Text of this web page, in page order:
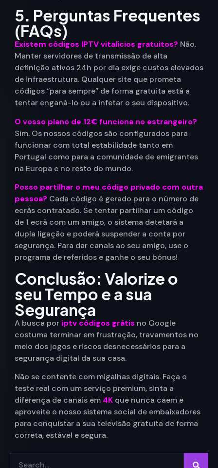
5. Perguntas Frequentes
(FAQs)
Existem códigos IPTV vitalícios gratuitos? Não.
Manter servidores de transmissão de alta
definição ativos 24h por dia exige custos elevados
de infraestrutura. Qualquer site que prometa
códigos “para sempre” de forma gratuita está a
tentar enganá-lo ou a infetar o seu dispositivo.
O vosso plano de 12€ funciona no estrangeiro?
Sim. Os nossos códigos são configurados para
funcionar com total estabilidade tanto em
Portugal como para a comunidade de emigrantes
na Europa e no resto do mundo.
Posso partilhar o meu código privado com outra
pessoa? Cada código é gerado para o número de
ecrãs contratado. Se tentar partilhar um código
de 1 ecrã com um amigo, o sistema detetará a
dupla ligação e poderá suspender a conta por
segurança. Para dar canais ao seu amigo, use o
programa de referidos e ganhe o seu bónus!
Conclusão: Valorize o
seu Tempo e a sua
Segurança
A busca por iptv códigos grátis no Google
costuma terminar em frustração, travamentos no
meio dos jogos e riscos desnecessários para a
segurança digital da sua casa.
Não se contente com migalhas digitais. Faça o
teste real com um serviço premium, sinta a
diferença de canais em 4K que nunca caem e
aproveite o nosso sistema social de embaixadores
para conquistar a sua televisão gratuita de forma
correta, estável e segura.